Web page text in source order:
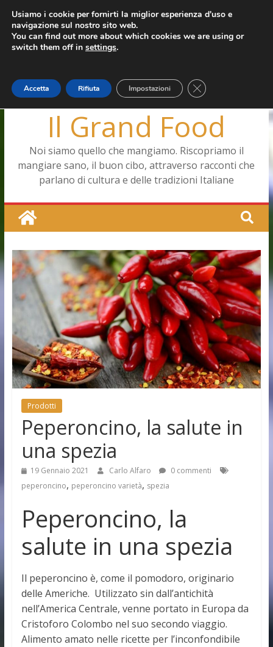
Salta
contenuto
mercoledì, Agosto 5, 2026
Ultimo: Capodimonte, ritorna la tavola di corte
Pizza a Corte
Le carote, alleate della pelle e non solo
Il Grand Food
Noi siamo quello che mangiamo. Riscopriamo il
mangiare sano, il buon cibo, attraverso racconti che
parlano di cultura e delle tradizioni Italiane
Prodotti
Peperoncino, la salute in
una spezia
19 Gennaio 2021 Carlo Alfaro
0 commenti
peperoncino, peperoncino varietà, spezia
Peperoncino, la
salute in una spezia
Il peperoncino è, come il pomodoro, originario
delle Americhe. Utilizzato sin dall’antichità
nell’America Centrale, venne portato in Europa da
Cristoforo Colombo nel suo secondo viaggio.
Alimento amato nelle ricette per l’inconfondibile
Usiamo i cookie per fornirti la miglior esperienza d'uso e
navigazione sul nostro sito web.
You can find out more about which cookies we are using or
switch them off in settings.
Accetta Rifiuta Impostazioni Close GDPR